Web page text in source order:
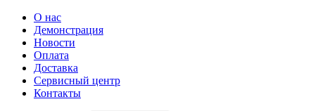
О нас
Демонстрация
Новости
Оплата
Доставка
Сервисный центр
Контакты